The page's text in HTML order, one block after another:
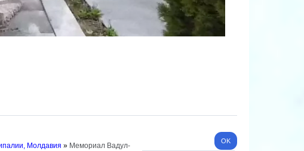
Молдавия » Мемориал Вадул-